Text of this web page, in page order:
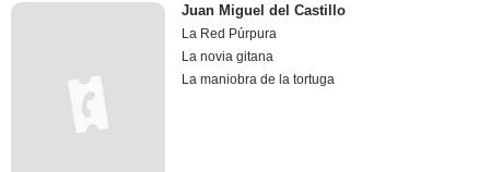
Juan Miguel del Castillo
La Red Púrpura
La novia gitana
La maniobra de la tortuga